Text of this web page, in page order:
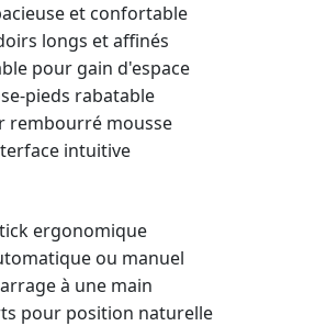
et confortable
longs et affinés
pour gain d'espace
pieds rabatable
rembourré mousse
intuitive
ergonomique
ou manuel
à une main
pour position naturelle